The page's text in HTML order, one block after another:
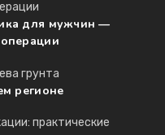
для мужчин —
регионе